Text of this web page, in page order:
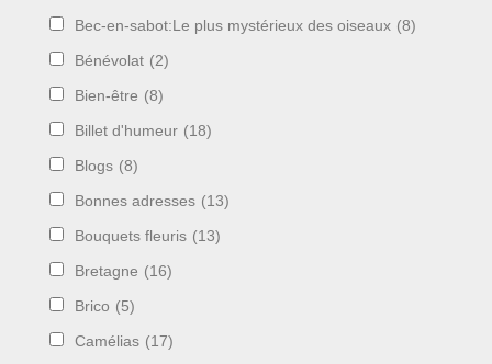
Bec-en-sabot:Le plus mystérieux des oiseaux (8)
Bénévolat (2)
Bien-être (8)
Billet d'humeur (18)
Blogs (8)
Bonnes adresses (13)
Bouquets fleuris (13)
Bretagne (16)
Brico (5)
Camélias (17)